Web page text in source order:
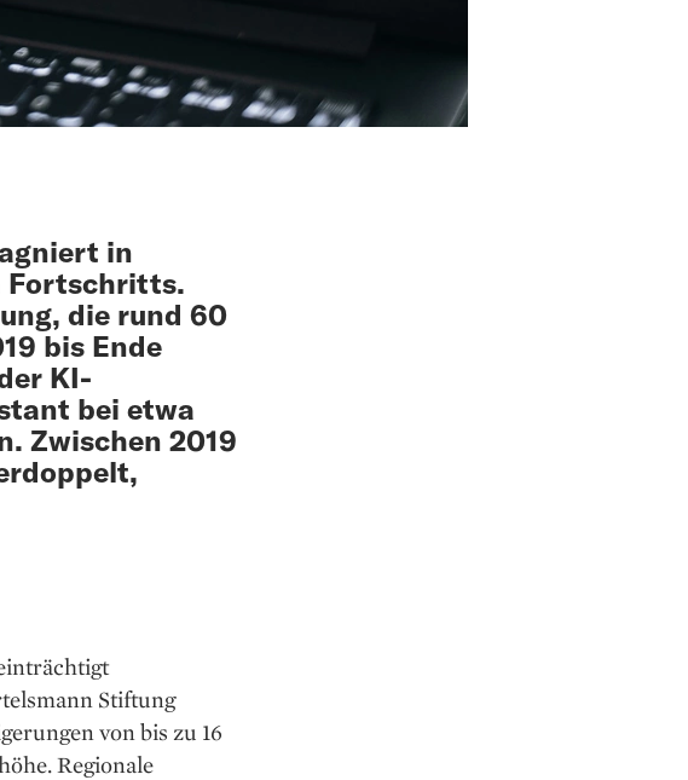
in
Fortschritts.
die rund 60
bis Ende
KI-
bei etwa
Zwischen 2019
Stiftung
von bis zu 16
Regionale